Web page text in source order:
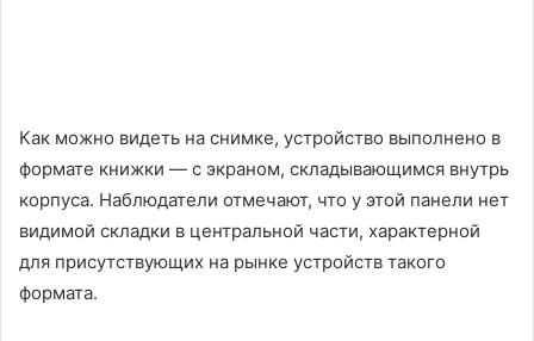
Как можно видеть на снимке, устройство выполнено в
формате книжки — с экраном, складывающимся внутрь
корпуса. Наблюдатели отмечают, что у этой панели нет
видимой складки в центральной части, характерной
для присутствующих на рынке устройств такого
формата.